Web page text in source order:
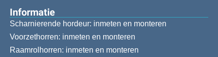
Informatie
Scharnierende hordeur: inmeten en monteren
Voorzethorren: inmeten en monteren
Raamrolhorren: inmeten en monteren